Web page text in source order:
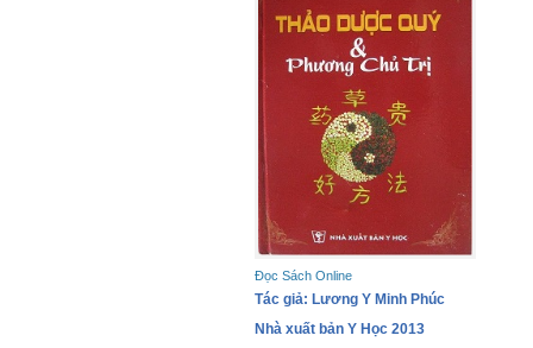
Đọc Sách Online
Tác giả: Lương Y Minh Phúc
Nhà xuất bản Y Học 2013